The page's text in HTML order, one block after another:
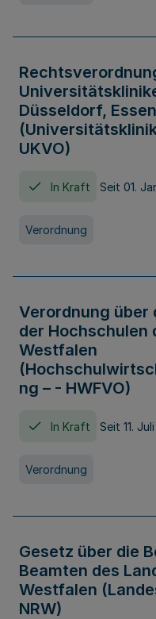
Düsseldorf,
UKVO)
In Kraft Seit 01.
Verordnung
Verordnung
der Hochschulen
Westfalen
ng – - HWFVO)
In Kraft Seit 11.
Verordnung
Gesetz über die
Beamten des
Westfalen
NRW)